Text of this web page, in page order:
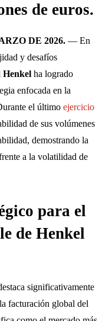
de euros.
DE 2026. — En
y desafíos
Henkel ha logrado
enfocada en la
el último ejercicio
de sus volúmenes
demostrando la
a la volatilidad de
para el
de Henkel
significativamente
facturación global del